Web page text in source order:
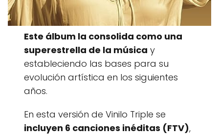
Este álbum la consolida como una
superestrella de la música y
estableciendo las bases para su
evolución artística en los siguientes
años.
En esta versión de Vinilo Triple se
incluyen 6 canciones inéditas (FTV),